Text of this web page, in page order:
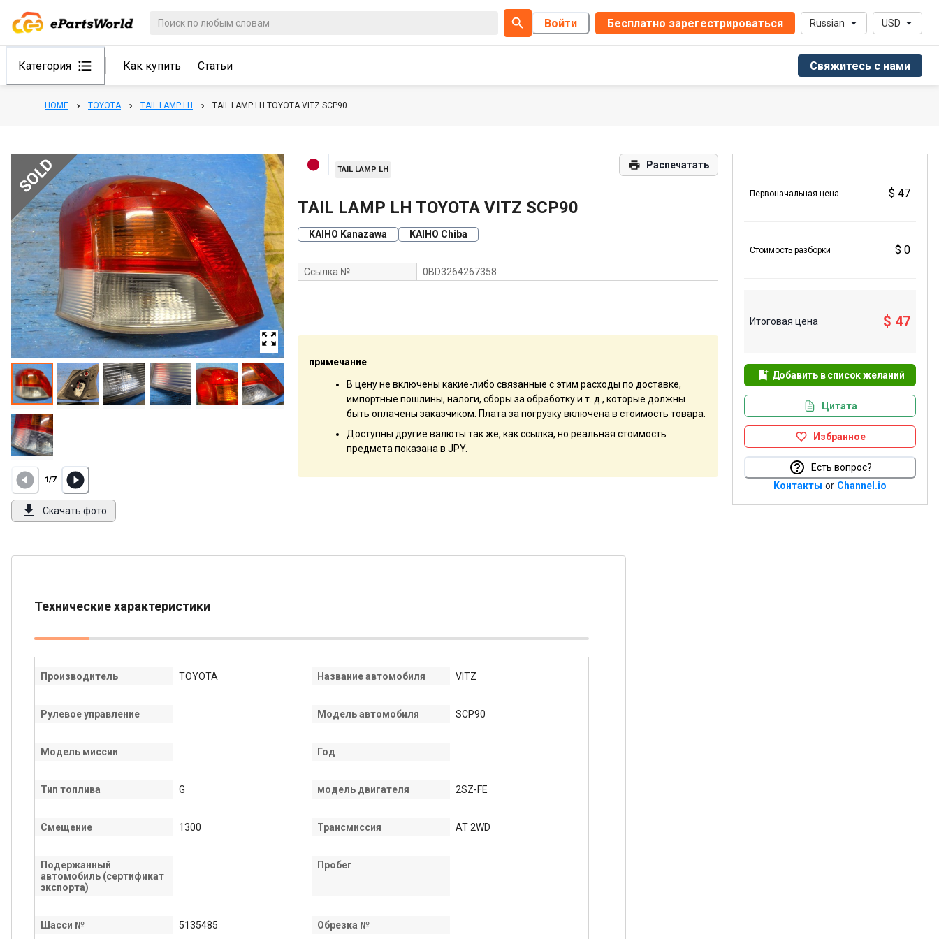
Войти Бесплатно зарегестрироваться Russian USD
Категория Как купить Статьи Свяжитесь с нами
HOME TOYOTA TAIL LAMP LH TAIL LAMP LH TOYOTA VITZ SCP90
SOLD
1/7
Скачать фото
TAIL LAMP LH Распечатать
TAIL LAMP LH TOYOTA VITZ SCP90
KAIHO Kanazawa KAIHO Chiba
Ссылка № 0BD3264267358
примечание
В цену не включены какие-либо связанные с этим расходы по доставке,
импортные пошлины, налоги, сборы за обработку и т. д., которые должны
быть оплачены заказчиком. Плата за погрузку включена в стоимость товара.
Доступны другие валюты так же, как ссылка, но реальная стоимость
предмета показана в JPY.
Первоначальная цена $ 47
Стоимость разборки $ 0
Итоговая цена $ 47
Добавить в список желаний
Цитата
Избранное
Есть вопрос?
Контакты or Channel.io
Технические характеристики
Производитель TOYOTA Название автомобиля VITZ
Рулевое управление Модель автомобиля SCP90
Модель миссии Год
Тип топлива G модель двигателя 2SZ-FE
Смещение 1300 Трансмиссия AT 2WD
Подержанный
автомобиль (сертификат
экспорта)
Пробег
Шасси № 5135485 Обрезка №